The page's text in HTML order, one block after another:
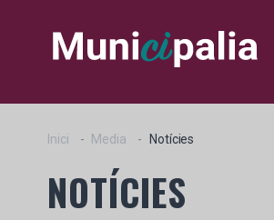
Inici Media Notícies
NOTÍCIES